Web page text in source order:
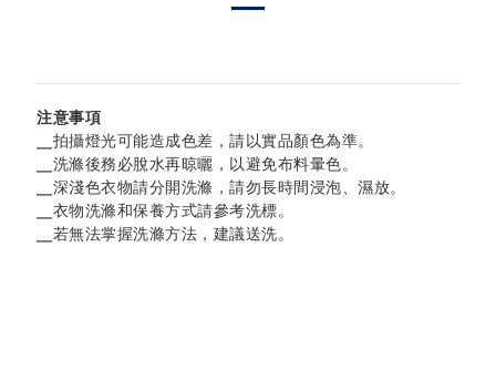
注意事項
╴拍攝燈光可能造成色差，請以實品顏色為準。
╴洗滌後務必脫水再晾曬，以避免布料暈色。
╴深淺色衣物請分開洗滌， 請勿長時間浸泡、濕放。
╴衣物洗滌和保養方式請參考洗標。
╴若無法掌握洗滌方法，建議送洗。